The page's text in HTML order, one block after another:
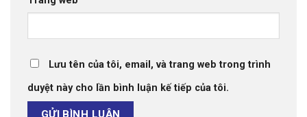
Lưu tên của tôi, email, và trang web trong trình
duyệt này cho lần bình luận kế tiếp của tôi.